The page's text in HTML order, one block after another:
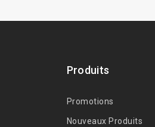
Produits
Promotions
Nouveaux Produits